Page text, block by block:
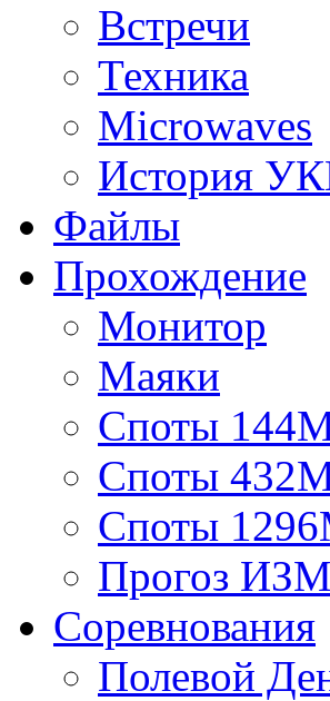
Встречи
Техника
Microwaves
История
Файлы
Прохождение
Монитор
Маяки
Споты
Споты
Споты
Прогоз
Соревнования
Полевой